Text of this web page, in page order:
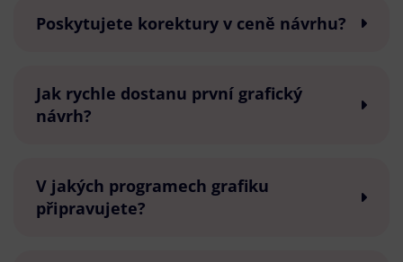
Poskytujete korektury v ceně návrhu?
Jak rychle dostanu první grafický
návrh?
V jakých programech grafiku
připravujete?